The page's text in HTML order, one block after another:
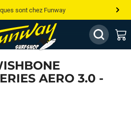
sont chez Funway
sur le windsurf, wingfoil, etc...
— Moins cher ailleurs ? On s’aligne !
? Appelle nous !
AERO 3.0 -